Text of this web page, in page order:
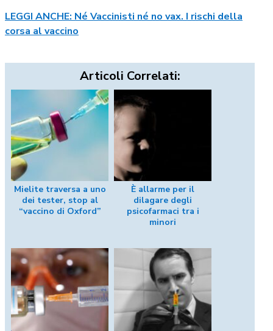
LEGGI ANCHE: Né Vaccinisti né no vax. I rischi della
corsa al vaccino
Articoli Correlati:
Mielite traversa a uno
dei tester, stop al
“vaccino di Oxford”
È allarme per il
dilagare degli
psicofarmaci tra i
minori